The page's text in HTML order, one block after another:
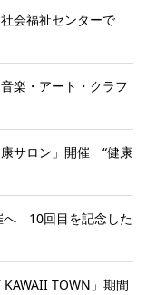
会福祉センターで
楽・アート・クラフ
サロン」開催 “健康
へ 10回目を記念した
TOWN」期間